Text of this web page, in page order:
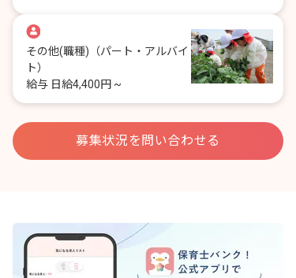
その他(職種) （パート・アルバイ
ト）
給与 日給4,400円 ~
募集状況を問い合わせる